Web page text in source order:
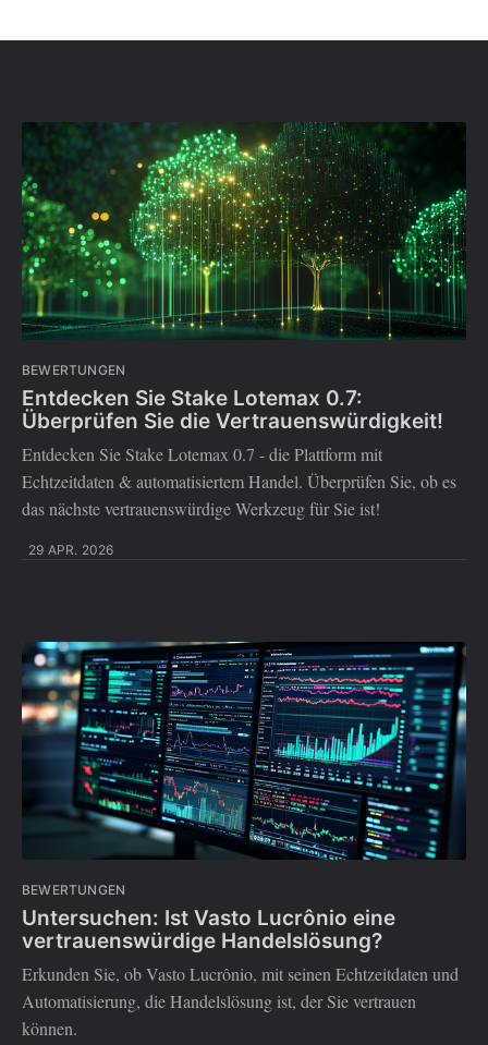
BEWERTUNGEN
Entdecken Sie Stake Lotemax 0.7:
Überprüfen Sie die Vertrauenswürdigkeit!
Entdecken Sie Stake Lotemax 0.7 - die Plattform mit
Echtzeitdaten & automatisiertem Handel. Überprüfen Sie, ob es
das nächste vertrauenswürdige Werkzeug für Sie ist!
29 APR. 2026
BEWERTUNGEN
Untersuchen: Ist Vasto Lucrônio eine
vertrauenswürdige Handelslösung?
Erkunden Sie, ob Vasto Lucrônio, mit seinen Echtzeitdaten und
Automatisierung, die Handelslösung ist, der Sie vertrauen
können.